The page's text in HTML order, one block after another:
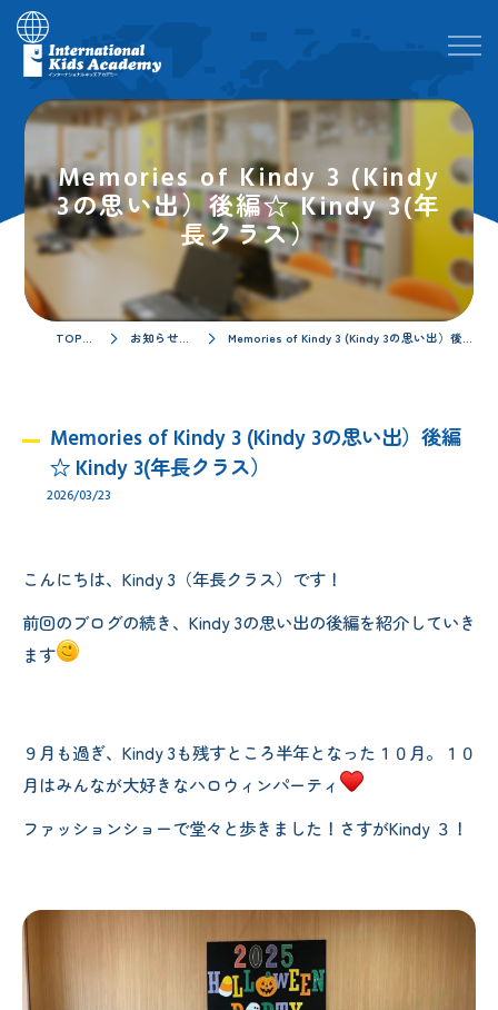
Memories of Kindy 3 (Kindy
3の思い出）後編☆ Kindy 3(年
長クラス）
TOPページ お知らせ／ブログ Memories of Kindy 3 (Kindy 3の思い出）後編☆ Kindy 3(年長クラス）
Memories of Kindy 3 (Kindy 3の思い出）後編
☆ Kindy 3(年長クラス）
2026/03/23
こんにちは、Kindy 3（年長クラス）です！
前回のブログの続き、Kindy 3の思い出の後編を紹介していき
ます
９月も過ぎ、Kindy 3も残すところ半年となった１０月。１０
月はみんなが大好きなハロウィンパーティ
ファッションショーで堂々と歩きました！さすがKindy ３！